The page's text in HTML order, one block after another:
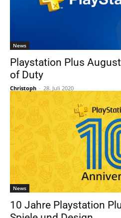
News
Playstation Plus
of Duty
Christoph - 28. Juli 2020
News
10 Jahre Playstation